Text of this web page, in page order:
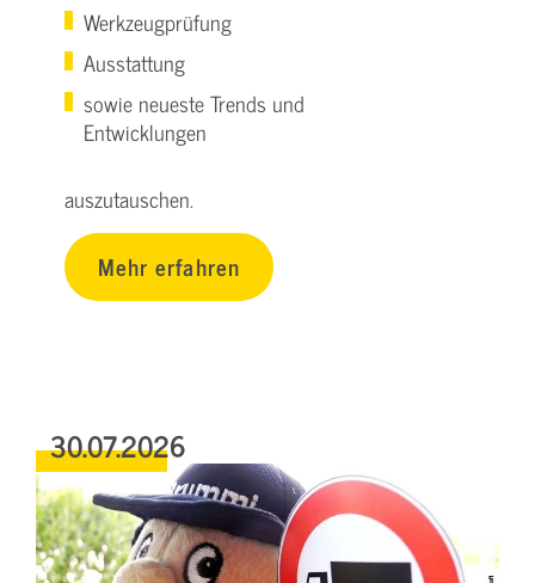
Werkzeugprüfung
Ausstattung
sowie neueste Trends und
Entwicklungen
auszutauschen.
Mehr erfahren
30.07.2026